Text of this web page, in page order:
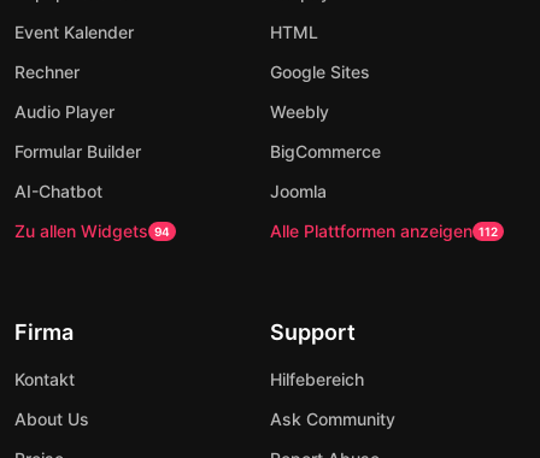
Event Kalender
Rechner
Audio Player
Formular Builder
AI-Chatbot
Zu allen Widgets 94
HTML
Google Sites
Weebly
BigCommerce
Joomla
Alle Plattformen anzeigen 112
Firma
Kontakt
About Us
Support
Hilfebereich
Ask Community